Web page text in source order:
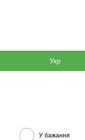
Укр
У бажання